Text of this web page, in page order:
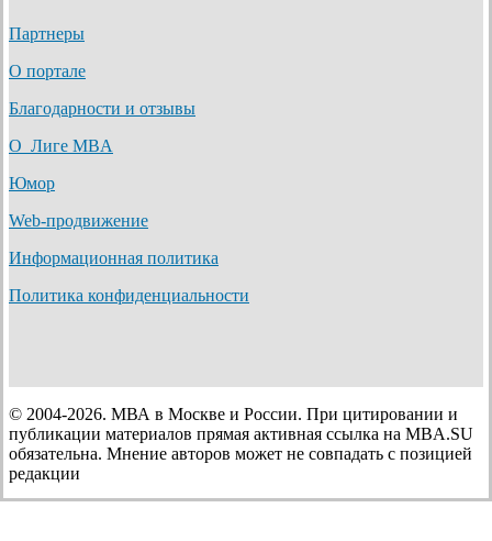
Партнеры
О портале
Благодарности и отзывы
О Лиге MBA
Юмор
Web-продвижение
Информационная политика
Политика конфиденциальности
© 2004-2026. МВА в Москве и России. При цитировании и
публикации материалов прямая активная ссылка на MBA.SU
обязательна. Мнение авторов может не совпадать с позицией
редакции